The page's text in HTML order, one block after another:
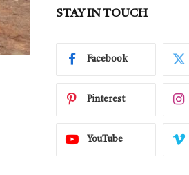
STAY IN TOUCH
Facebook
Pinterest
YouTube